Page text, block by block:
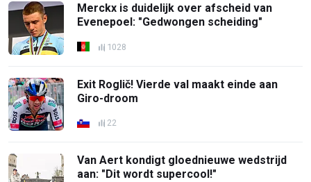
Merckx is duidelijk over afscheid van
Evenepoel: "Gedwongen scheiding"
1028
Exit Roglič! Vierde val maakt einde aan
Giro-droom
22
Van Aert kondigt gloednieuwe wedstrijd
aan: "Dit wordt supercool!"